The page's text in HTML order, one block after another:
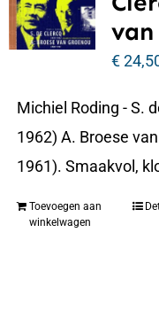
van
€
Michiel Roding - S.
1962) A. Broese
1961). Smaakvol,
Toevoegen aan
winkelwagen